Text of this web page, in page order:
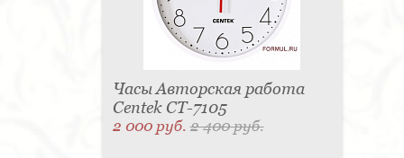
Часы Авторская работа
Centek CT-7105
2 000 руб.2 400 руб.